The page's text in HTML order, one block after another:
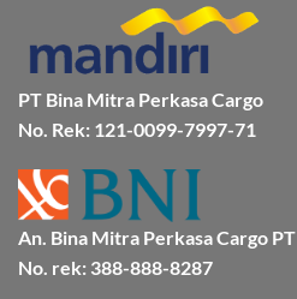
&
Aman
Bersama
Bmp
Cargo
PT Bina Mitra Perkasa Cargo
No. Rek: 121-0099-7997-71
An. Bina Mitra Perkasa Cargo PT
No. rek: 388-888-8287